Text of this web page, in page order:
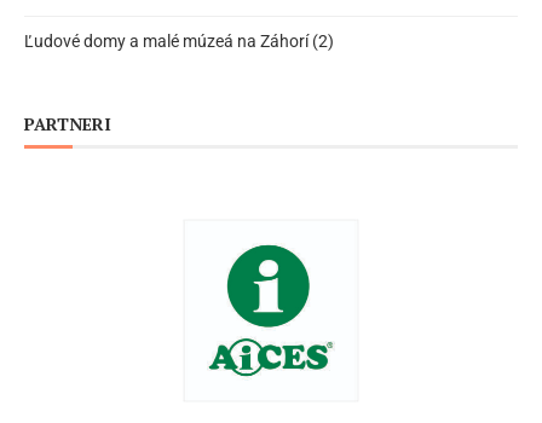
Ľudové domy a malé múzeá na Záhorí (2)
PARTNERI